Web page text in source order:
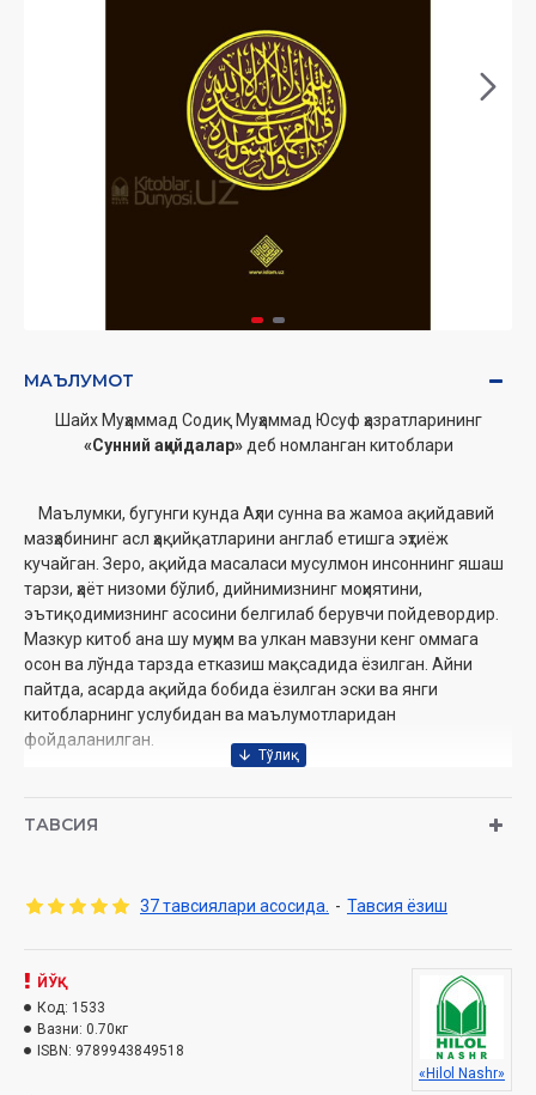
МАЪЛУМОТ
Шайх Муҳаммад Содиқ Муҳаммад Юсуф ҳазратларининг
«Сунний ақийдалар»деб номланган китоблари
Маълумки, бугунги кунда Аҳли сунна ва жамоа ақийдавий
мазҳабининг асл ҳақийқатларини англаб етишга эҳтиёж
кучайган. Зеро, ақийда масаласи мусулмон инсоннинг яшаш
тарзи, ҳаёт низоми бўлиб, дийнимизнинг моҳиятини,
эътиқодимизнинг асосини белгилаб берувчи пойдевордир.
Мазкур китоб ана шу муҳим ва улкан мавзуни кенг оммага
осон ва лўнда тарзда етказиш мақсадида ёзилган. Айни
пайтда, асарда ақийда бобида ёзилган эски ва янги
китобларнинг услубидан ва маълумотларидан
фойдаланилган.
Сана:2024 йил (2013, 2015, 2017, 2018, 2019.2021,2022, 2023)
Ўлчами:60×90 1/16
Ўзбекистон Республикаси Вазирлар Маҳкамаси
ҳузуридаги дин ишлари бўйича қўмитанинг 2024 йил 31
июлдаги 03-07/4636-рақамли хулосаси асосида чоп
ТАВСИЯ
37 тавсиялари асосида. - Тавсия ёзиш
ЙЎҚ
Код: 1533
Вазни: 0.70кг
ISBN: 9789943849518
«Hilol Nashr»